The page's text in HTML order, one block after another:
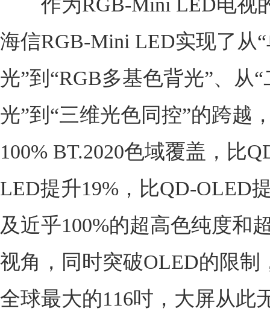
作为RGB-Mini LED电视
海信RGB-Mini LED实现了从
光”到“RGB多基色背光”、从
光”到“三维光色同控”的跨越
100% BT.2020色域覆盖，比
LED提升19%，比QD-OLED
及近乎100%的超高色纯度和
视角，同时突破OLED的限制
全球最大的116吋，大屏从此